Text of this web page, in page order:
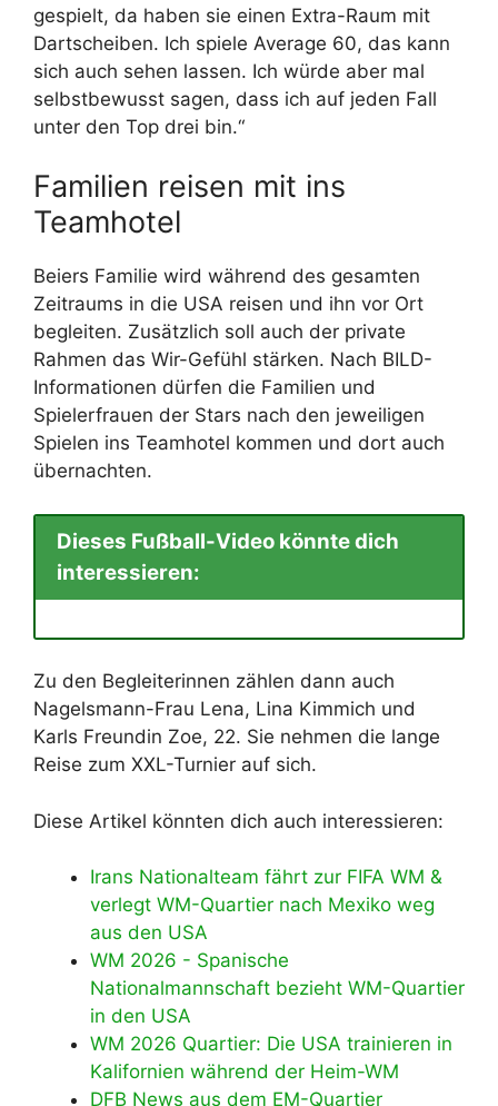
gespielt, da haben sie einen Extra-Raum mit
Dartscheiben. Ich spiele Average 60, das kann
sich auch sehen lassen. Ich würde aber mal
selbstbewusst sagen, dass ich auf jeden Fall
unter den Top drei bin.“
Familien reisen mit ins
Teamhotel
Beiers Familie wird während des gesamten
Zeitraums in die USA reisen und ihn vor Ort
begleiten. Zusätzlich soll auch der private
Rahmen das Wir-Gefühl stärken. Nach BILD-
Informationen dürfen die Familien und
Spielerfrauen der Stars nach den jeweiligen
Spielen ins Teamhotel kommen und dort auch
übernachten.
Dieses Fußball-Video könnte dich
interessieren:
Zu den Begleiterinnen zählen dann auch
Nagelsmann-Frau Lena, Lina Kimmich und
Karls Freundin Zoe, 22. Sie nehmen die lange
Reise zum XXL-Turnier auf sich.
Diese Artikel könnten dich auch interessieren:
Irans Nationalteam fährt zur FIFA WM &
verlegt WM-Quartier nach Mexiko weg
aus den USA
WM 2026 - Spanische
Nationalmannschaft bezieht WM-Quartier
in den USA
WM 2026 Quartier: Die USA trainieren in
Kalifornien während der Heim-WM
DFB News aus dem EM-Quartier